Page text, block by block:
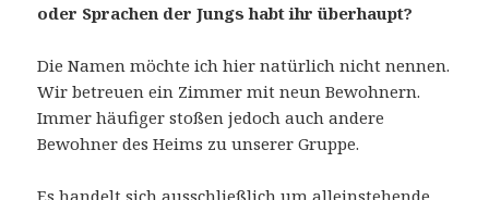
oder Sprachen der Jungs habt ihr überhaupt?
Die Namen möchte ich hier natürlich nicht nennen.
Wir betreuen ein Zimmer mit neun Bewohnern.
Immer häufiger stoßen jedoch auch andere
Bewohner des Heims zu unserer Gruppe.
Es handelt sich ausschließlich um alleinstehende